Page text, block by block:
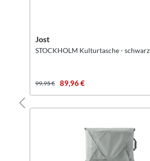
Jost
STOCKHOLM Kulturtasche - schwarz
99,95 € 89,96 €